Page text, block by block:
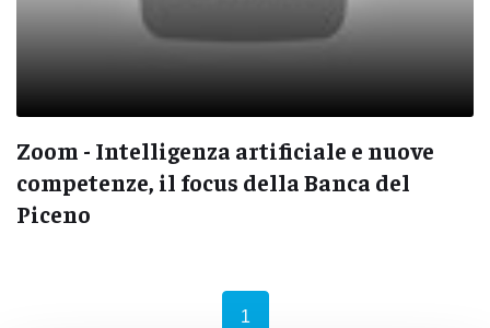
Zoom - Intelligenza artificiale e nuove
competenze, il focus della Banca del
Piceno
1